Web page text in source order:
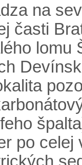
na
časti
lomu
po